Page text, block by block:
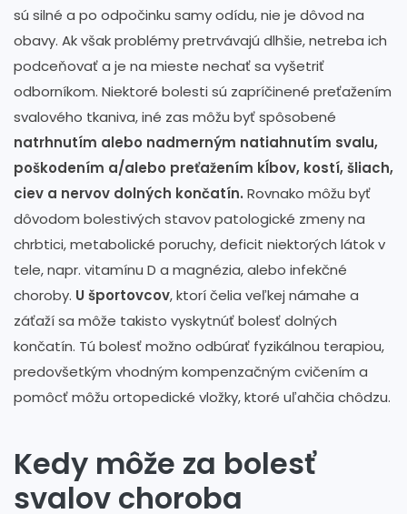
sú silné a po odpočinku samy odídu, nie je dôvod na
obavy. Ak však problémy pretrvávajú dlhšie, netreba ich
podceňovať a je na mieste nechať sa vyšetriť
odborníkom. Niektoré bolesti sú zapríčinené preťažením
svalového tkaniva, iné zas môžu byť spôsobené
natrhnutím alebo nadmerným natiahnutím svalu,
poškodením a/alebo preťažením kĺbov, kostí, šliach,
ciev a nervov dolných končatín. Rovnako môžu byť
dôvodom bolestivých stavov patologické zmeny na
chrbtici, metabolické poruchy, deficit niektorých látok v
tele, napr. vitamínu D a magnézia, alebo infekčné
choroby. U športovcov, ktorí čelia veľkej námahe a
záťaží sa môže takisto vyskytnúť bolesť dolných
končatín. Tú bolesť možno odbúrať fyzikálnou terapiou,
predovšetkým vhodným kompenzačným cvičením a
pomôcť môžu ortopedické vložky, ktoré uľahčia chôdzu.
Kedy môže za bolesť
svalov choroba